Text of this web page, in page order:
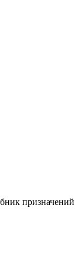
призначений